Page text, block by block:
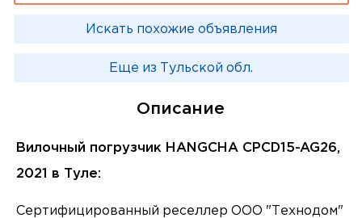
Искать похожие объявления
Еще из Тульской обл.
Описание
Вилочный погрузчик HANGCHA CPCD15-AG26,
2021 в Туле:
Сертифицированный реселлер ООО "Технодом"